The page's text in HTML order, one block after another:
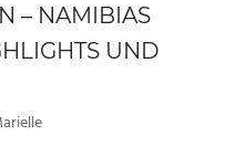
– NAMIBIAS
UND